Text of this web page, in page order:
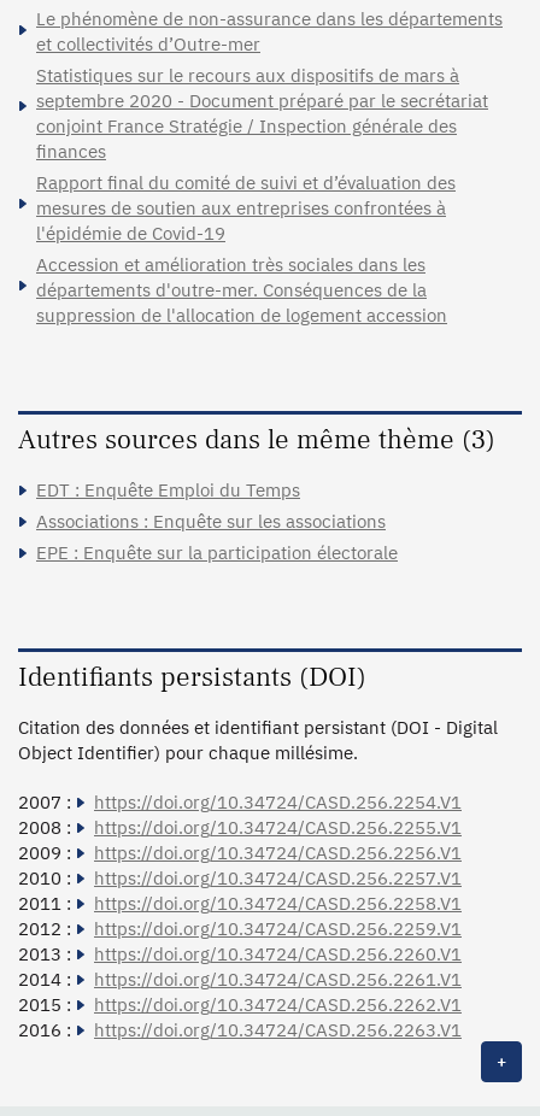
Le phénomène de non-assurance dans les départements
et collectivités d’Outre-mer
Statistiques sur le recours aux dispositifs de mars à
septembre 2020 - Document préparé par le secrétariat
conjoint France Stratégie / Inspection générale des
finances
Rapport final du comité de suivi et d’évaluation des
mesures de soutien aux entreprises confrontées à
l'épidémie de Covid-19
Accession et amélioration très sociales dans les
départements d'outre-mer. Conséquences de la
suppression de l'allocation de logement accession
Autres sources dans le même thème (3)
EDT : Enquête Emploi du Temps
Associations : Enquête sur les associations
EPE : Enquête sur la participation électorale
Identifiants persistants (DOI)
Citation des données et identifiant persistant (DOI - Digital
Object Identifier) pour chaque millésime.
2007 :
https://doi.org/10.34724/CASD.256.2254.V1
2008 :
https://doi.org/10.34724/CASD.256.2255.V1
2009 :
https://doi.org/10.34724/CASD.256.2256.V1
2010 :
https://doi.org/10.34724/CASD.256.2257.V1
2011 :
https://doi.org/10.34724/CASD.256.2258.V1
2012 :
https://doi.org/10.34724/CASD.256.2259.V1
2013 :
https://doi.org/10.34724/CASD.256.2260.V1
2014 :
https://doi.org/10.34724/CASD.256.2261.V1
2015 :
https://doi.org/10.34724/CASD.256.2262.V1
2016 :
https://doi.org/10.34724/CASD.256.2263.V1
+